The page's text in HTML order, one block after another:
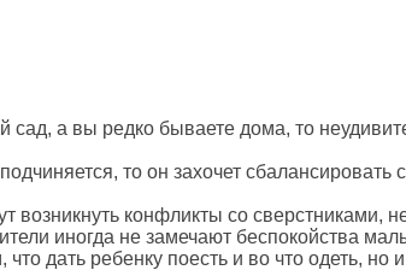
а вы редко бываете дома, то
то он захочет сбалансировать
конфликты со сверстниками,
иногда не замечают беспокойства
дать ребенку поесть и во что одеть, но